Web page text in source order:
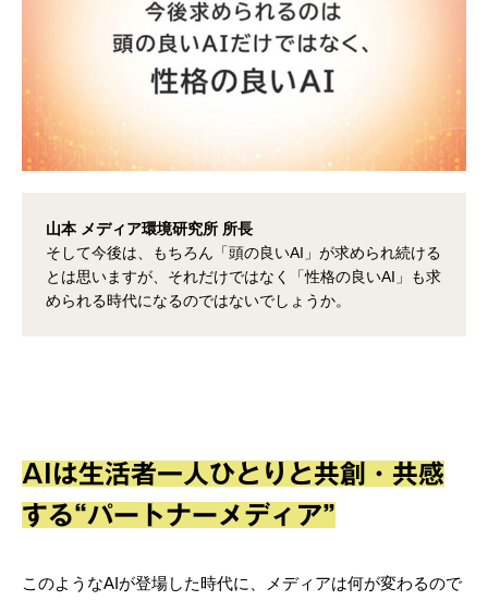
山本 メディア環境研究所 所長
そして今後は、もちろん「頭の良いAI」が求められ続ける
とは思いますが、それだけではなく「性格の良いAI」も求
められる時代になるのではないでしょうか。
AIは生活者一人ひとりと共創・共感
する“パートナーメディア”
このようなAIが登場した時代に、メディアは何が変わるので